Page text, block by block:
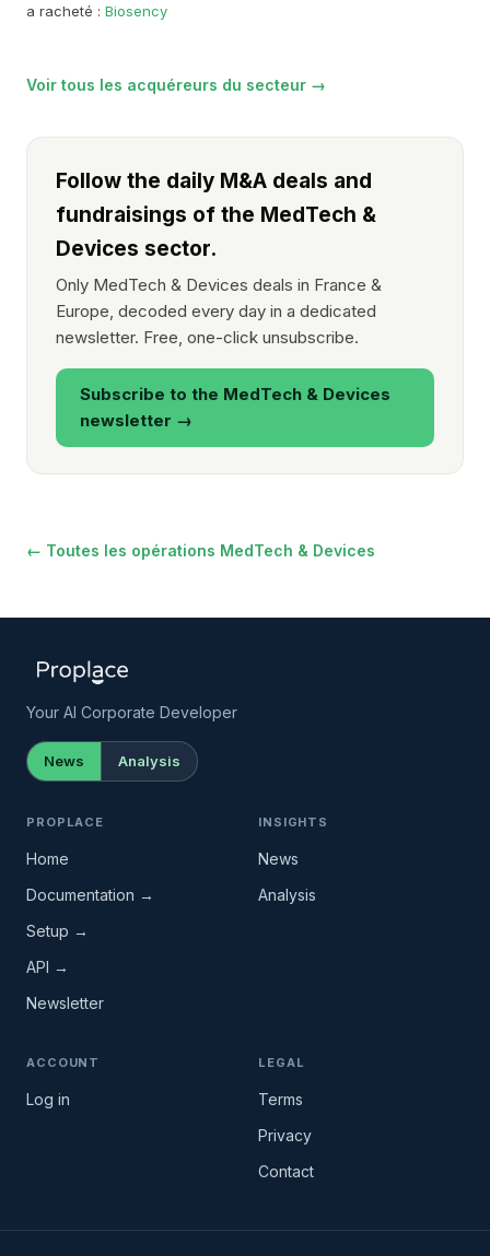
a racheté : Biosency
Voir tous les acquéreurs du secteur →
Follow the daily M&A deals and
fundraisings of the MedTech &
Devices sector.
Only MedTech & Devices deals in France &
Europe, decoded every day in a dedicated
newsletter. Free, one-click unsubscribe.
Subscribe to the MedTech & Devices
newsletter →
← Toutes les opérations MedTech & Devices
Your AI Corporate Developer
News Analysis
PROPLACE
Home
Documentation →
Setup →
API →
Newsletter
INSIGHTS
News
Analysis
ACCOUNT
Log in
LEGAL
Terms
Privacy
Contact